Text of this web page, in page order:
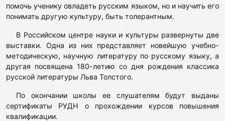
помочь ученику овладеть русским языком, но и научить его
понимать другую культуру, быть толерантным.
В Российском центре науки и культуры развернуты две
выставки. Одна из них представляет новейшую учебно-
методическую, научную литературу по русскому языку, а
другая посвящена 180-летию со дня рождения классика
русской литературы Льва Толстого.
По окончании школы ее слушателям будут выданы
сертификаты РУДН о прохождении курсов повышения
квалификации.